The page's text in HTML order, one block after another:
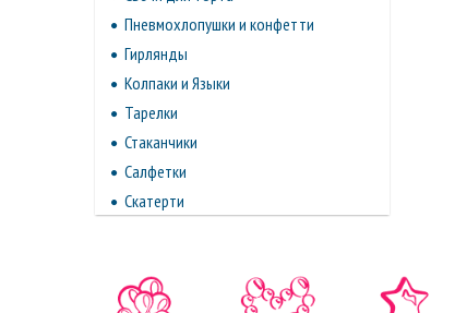
Пневмохлопушки и конфетти
Гирлянды
Колпаки и Языки
Тарелки
Стаканчики
Салфетки
Скатерти